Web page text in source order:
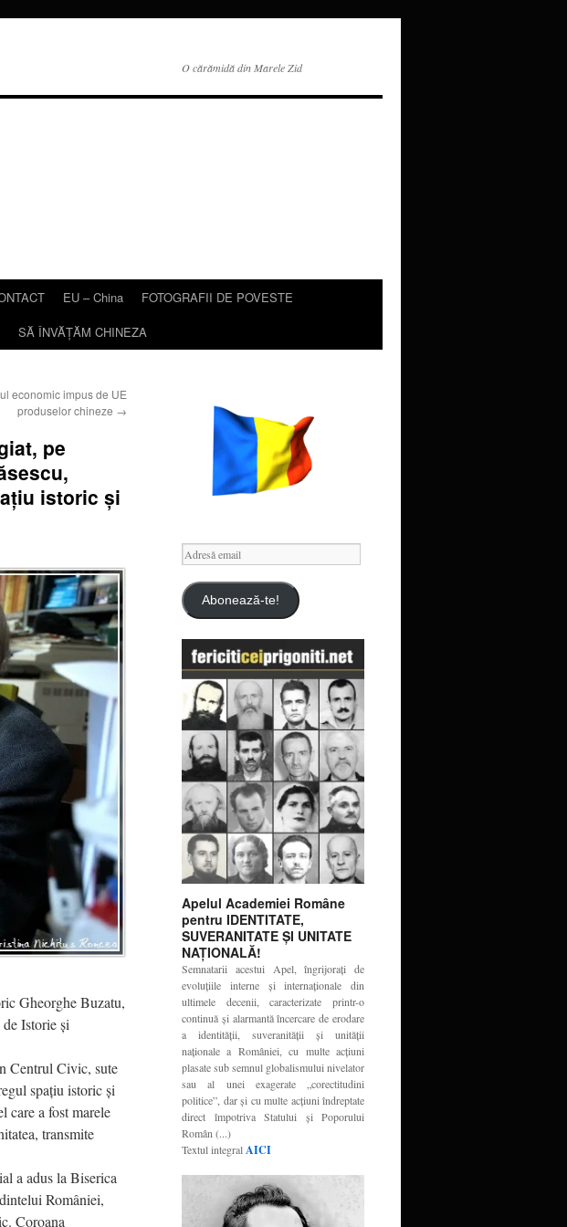
O cărămidă din Marele Zid
EU – China
FOTOGRAFII DE POVESTE
SĂ ÎNVĂŢĂM CHINEZA
economic impus de UE
produselor chineze →
pe
istoric şi
Gheorghe Buzatu,
Istorie şi
Centrul Civic, sute
spaţiu istoric şi
care a fost marele
transmite
a adus la Biserica
României,
Coroana
Adresă
email
Abonează-te!
Apelul Academiei Române
pentru IDENTITATE,
SUVERANITATE ŞI UNITATE
NAŢIONALĂ!
Semnatarii acestui Apel, îngrijoraţi de
evoluţiile interne şi internaţionale din
ultimele decenii, caracterizate printr-o
continuă şi alarmantă încercare de erodare
a identităţii, suveranităţii şi unităţii
naţionale a României, cu multe acţiuni
plasate sub semnul globalismului nivelator
sau al unei exagerate „corectitudini
politice”, dar şi cu multe acţiuni îndreptate
direct împotriva Statului şi Poporului
Român (...)
Textul integralAICI